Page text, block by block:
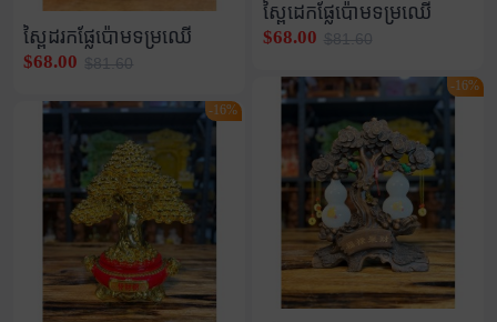
ស្ពៃដរកផ្លែប៉ោមទម្រឈើ
$68.00 $81.60
-16%
ស្ពៃដេកផ្លែប៉ោមទម្រឈើ
$68.00 $81.60
-16%